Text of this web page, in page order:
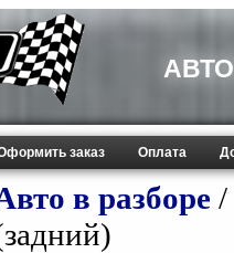
заказ Оплата
в разборе /